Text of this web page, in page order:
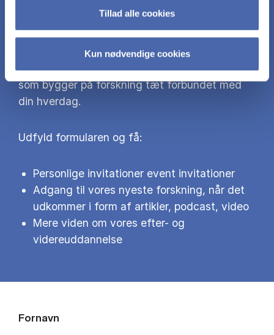
Tillad alle cookies
Kun nødvendige cookies
CBS Efteruddannelse adresserer de store
samfundsudfordringer og giver dig mulighed
for at lære gennem undervisning og events,
som bygger på forskning tæt forbundet med
din hverdag.
Udfyld formularen og få:
Personlige invitationer event invitationer
Adgang til vores nyeste forskning, når det
udkommer i form af artikler, podcast, video
Mere viden om vores efter- og
videreuddannelse
Fornavn